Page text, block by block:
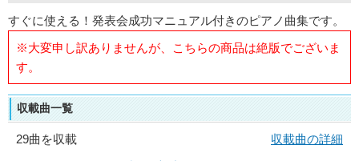
すぐに使える！発表会成功マニュアル付きのピアノ曲集です。
※大変申し訳ありませんが、こちらの商品は絶版でございま
す。
収載曲一覧
29曲を収載
収載曲の詳細